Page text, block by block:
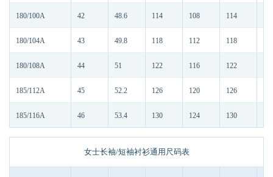
180/100A 42 48.6 114 108 114
180/104A 43 49.8 118 112 118
180/108A 44 51 122 116 122
185/112A 45 52.2 126 120 126
185/116A 46 53.4 130 124 130
女士长袖/短袖衬衫通用尺码表